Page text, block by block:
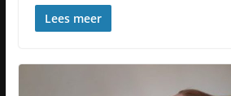
Lees meer